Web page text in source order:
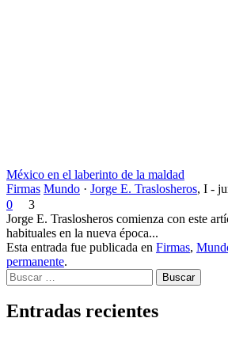
México en el laberinto de la maldad
Firmas Mundo · Jorge E. Traslosheros, I -
0
3
Jorge E. Traslosheros comienza con este
habituales en la nueva época...
Esta entrada fue publicada en Firmas,
permanente.
Buscar
Entradas recientes